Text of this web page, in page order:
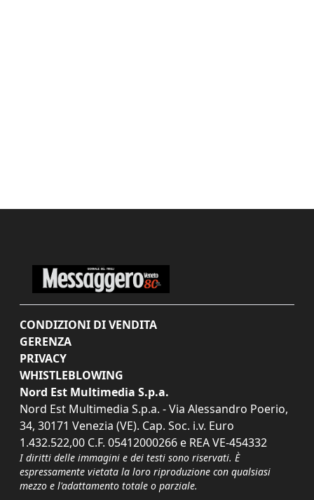
CONDIZIONI DI VENDITA
GERENZA
PRIVACY
WHISTLEBLOWING
Nord Est Multimedia S.p.a.
Nord Est Multimedia S.p.a. - Via Alessandro Poerio,
34, 30171 Venezia (VE). Cap. Soc. i.v. Euro
1.432.522,00 C.F. 05412000266 e REA VE-454332
I diritti delle immagini e dei testi sono riservati. È
espressamente vietata la loro riproduzione con qualsiasi
mezzo e l'adattamento totale o parziale.